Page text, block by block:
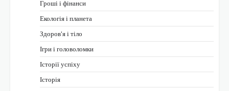
Гроші і фінанси
Екологія і планета
Здоров'я і тіло
Ігри і головоломки
Історії успіху
Історія